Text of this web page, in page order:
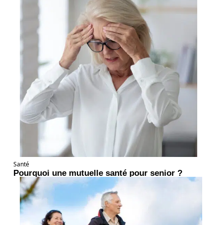
Santé
Pourquoi une mutuelle santé pour senior ?